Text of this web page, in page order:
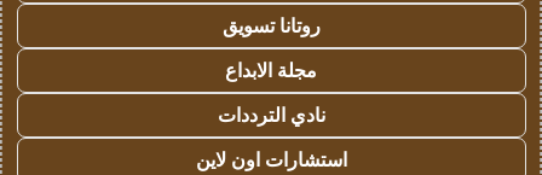
روتانا تسويق
مجلة الابداع
نادي الترددات
استشارات اون لاين